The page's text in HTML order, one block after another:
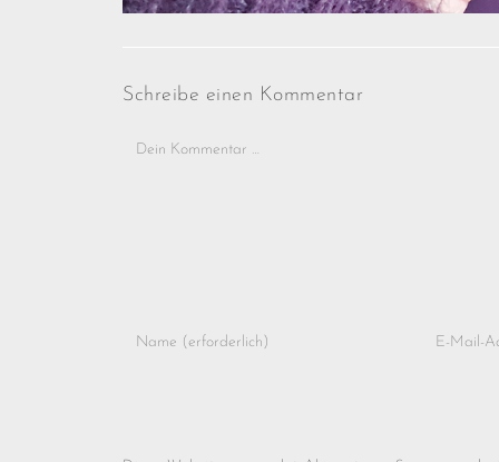
Schreibe einen Kommentar